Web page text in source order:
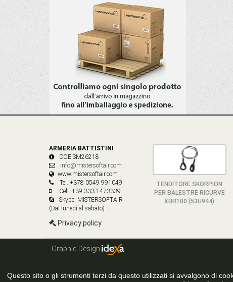
Questo sito o gli strumenti terzi da questo utilizzati si avvalgono di
ARMERIA BATTISTINI
COE SM26218
info@mistersoftair.com
www.mistersoftair.com
Tel. +378 0549 991049
Cell. +39 333 1473339
Skype: MISTERSOFTAIR
(Dal lunedì al sabato)
Privacy policy
TENDITORE SKORPION
PER BALESTRE RICURVE
XBR100 (53H944)
Graphic Design